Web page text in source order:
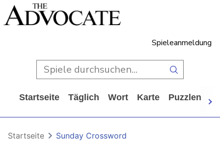
Spieleanmeldung
Startseite Täglich Wort Karte Puzzlen
Startseite Sunday Crossword